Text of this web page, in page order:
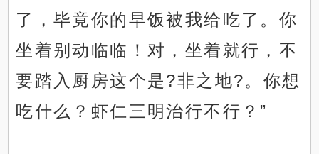
了，毕竟你的早饭被我给吃了。你
坐着别动临临！对，坐着就行，不
要踏入厨房这个是?非之地?。你想
吃什么？虾仁三明治行不行？”